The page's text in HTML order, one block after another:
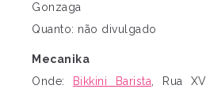
Gonzaga
Quanto: não divulgado
Mecanika
Onde:
Bikkini Barista , Rua